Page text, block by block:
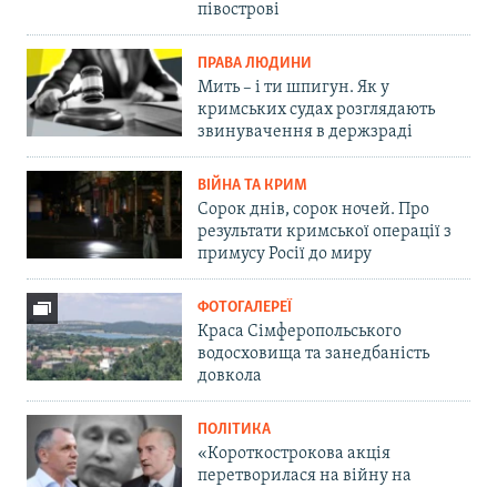
півострові
ПРАВА ЛЮДИНИ
Мить – і ти шпигун. Як у
кримських судах розглядають
звинувачення в держзраді
ВІЙНА ТА КРИМ
Сорок днів, сорок ночей. Про
результати кримської операції з
примусу Росії до миру
ФОТОГАЛЕРЕЇ
Краса Сімферопольського
водосховища та занедбаність
довкола
ПОЛІТИКА
«Короткострокова акція
перетворилася на війну на